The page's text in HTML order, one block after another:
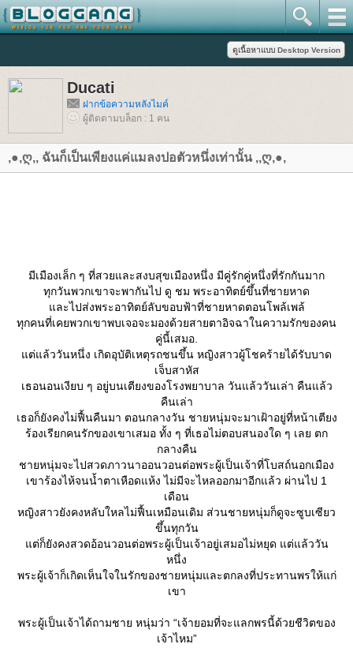
Ducati
ฝากข้อความหลังไมค์
ผู้ติดตามบล็อก : 1 คน
,●,ღ,, ฉันก็เป็นเพียงแค่แมลงปอตัวหนึ่งเท่านั้น ,,ღ,●,
มีเมืองเล็ก ๆ ที่สวยและสงบสุขเมืองหนึ่ง มีคู่รักคู่หนึ่งที่รักกันมาก
ทุกวันพวกเขาจะพากันไป ดู ชม พระอาทิตย์ขึ้นที่ชายหาด
ละไปส่งพระอาทิตย์ลับขอบฟ้าที่ชายหาดตอนโพล้เพล้
ทุกคนที่เคยพวกเขาพบเจอจะมองด้วยสายตาอิจฉาในความรักของคน
คู่นี้เสมอ.
ต่แล้ววันหนึ่ง เกิดอุบัติเหตุรถชนขึ้น หญิงสาวผู้โชคร้ายได้รับบาด
เจ็บสาหัส
เธอนอนเงียบ ๆ อยู่บนเตียงของโรงพยาบาล วันแล้ววันเล่า คืนแล้ว
คืนเล่า
เธอก็ยังคงไม่ฟื้นคืนมา ตอนกลางวัน ชายหนุ่มจะมาเฝ้าอยู่ที่หน้าเตียง
ร้องเรียกคนรักของเขาเสมอ ทั้ง ๆ ที่เธอไม่ตอบสนองใด ๆ เลย ตก
กลางคืน
ชายหนุ่มจะไปสวดภาวนาออนวอนต่อพระผู้เป็นเจ้าที่โบสถ์นอกเมือง
เขาร้องไห้จนน้ำตาเหือดแห้ง ไม่มีจะไหลออกมาอีกแล้ว ผ่านไป 1
เดือน
หญิงสาวยังคงหลับใหลไม่ฟื้นเหมือนเดิม ส่วนชายหนุ่มก็ดูจะซูบเซียว
ขึ้นทุกวัน
ต่ก็ยังคงสวดอ้อนวอนต่อพระผู้เป็นเจ้าอยู่เสมอไม่หยุด แต่แล้ววัน
หนึ่ง
พระผู้เจ้าก็เกิดเห็นใจในรักของชายหนุ่มและตกลงที่ประทานพรให้แก่
เขา
พระผู้เป็นเจ้าได้ถามชาย หนุ่มว่า “เจ้ายอมที่จะแลกพรนี้ด้วยชีวิตของ
เจ้าไหม”